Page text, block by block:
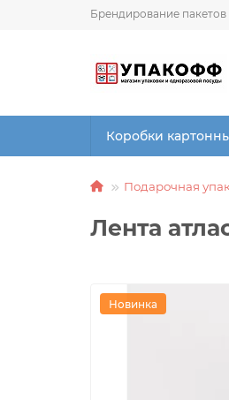
Брендирование пакетов
Коробки
Подарочная
Лента
Новинка